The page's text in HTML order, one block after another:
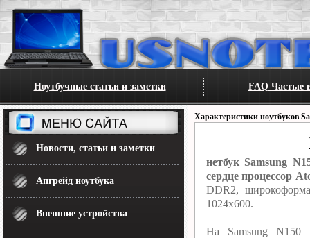
Ноутбучные статьи и заметки FAQ Частые
Новости, статьи и заметки
Апгрейд ноутбука
Внешние устройства
Характеристики ноутбуков
нетбук Samsung
сердце процессор
DDR2,
1024x600.
На Samsung N150